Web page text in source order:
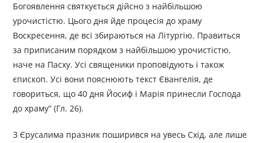
Богоявлення святкується дійсно з найбільшою
урочистістю. Цього дня йде процесія до храму
Воскресення, де всі збираються на Літургію. Правиться
за приписаним порядком з найбільшою урочистістю,
наче на Пасху. Усі священики проповідують і також
єпископ. Усі вони пояснюють текст Євангелія, де
говориться, що 40 дня Йосиф і Марія принесли Господа
до храму” (Гл. 26).
З Єрусалима празник поширився на увесь Схід, але лише